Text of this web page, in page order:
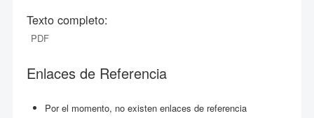
Texto completo:
PDF
Enlaces de Referencia
Por el momento, no existen enlaces de referencia